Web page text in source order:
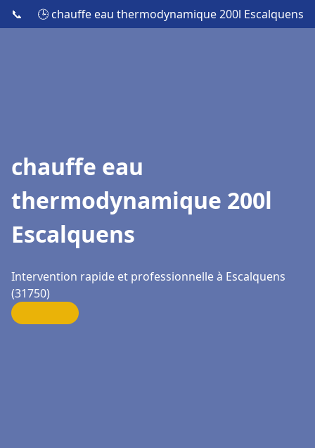
📞 🕒 chauffe eau thermodynamique 200l Escalquens
chauffe eau
thermodynamique 200l
Escalquens
Intervention rapide et professionnelle à Escalquens
(31750)